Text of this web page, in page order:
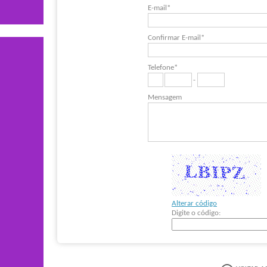
E-mail*
Confirmar E-mail*
Telefone*
-
Mensagem
Alterar código
Digite o código: